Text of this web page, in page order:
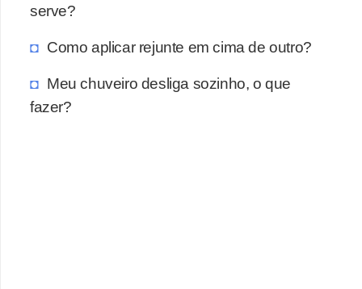
serve?
Como aplicar rejunte em cima de outro?
Meu chuveiro desliga sozinho, o que
fazer?
M
v
e
i